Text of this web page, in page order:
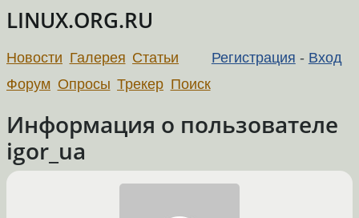
LINUX.ORG.RU
Регистрация - Вход
Новости Галерея Статьи
Форум Опросы Трекер Поиск
Информация о пользователе
igor_ua